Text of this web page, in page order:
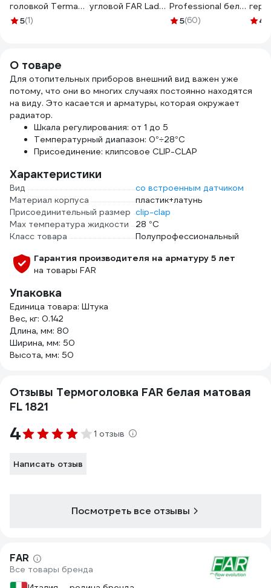
головкой Terma
3/4" 29030
5(1)
угловой FAR Lady
Professional белая
Ф85 мм 19мм х
5(60) 4.7
О товаре
Для отопительных приборов внешний вид важен уже
потому, что они во многих случаях постоянно находятся
на виду. Это касается и арматуры, которая окружает
радиатор.
Шкала регулирования: от 1 до 5
Температурный диапазон: 0°÷28°С
Присоединение: клипсовое CLIP-CLAP
Характеристики
Вид
со встроенным датчиком
Материал корпуса
пластик+латунь
Присоединительный размер clip-clap
Max температура жидкости
28 °С
Класс товара
Полупрофессиональный
Гарантия производителя на арматуру 5 лет
на товары FAR
Упаковка
Единица товара: Штука
Вес, кг: 0.142
Длина, мм: 80
Ширина, мм: 50
Высота, мм: 50
Отзывы Термоголовка FAR белая матовая
FL 1821
4 1 отзыв
Написать отзыв
Посмотреть все отзывы
FAR
Все товары бренда